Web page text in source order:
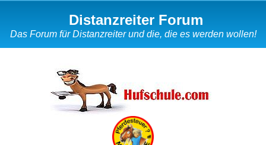
Distanzreiter Forum
Das Forum für Distanzreiter und die, die es werden wollen!